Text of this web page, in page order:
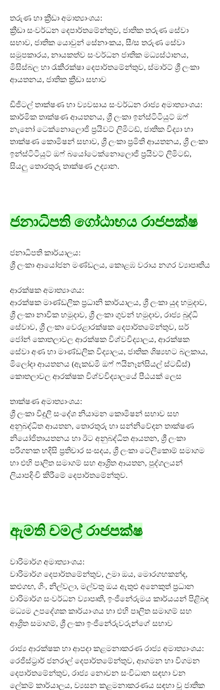
තරුණ හා ක්‍රීඩා අමාත්‍යාංශය:
ක්‍රීඩා සංවර්ධන දෙපාර්තමේන්තුව, ජාතික තරුණ සේවා
සභාව, ජාතික යොවුන් සේනාංකය, සී/ස තරුණ සේවා
සමුපකාරය, නායකත්ව සංවර්ධන ජාතික මධ්‍යස්ථානය,
මිසිස්බල හා රැකීරක්ෂා දෙපාර්තමේන්තුව, ස්මාර්ට් ශ්‍රී ලංකා
ආයතනය, ජාතික ක්‍රීඩා සභාව
ඩිජිටල් තාක්ෂණ හා ව්‍යවසාය සංවර්ධන රාජ්‍ය අමාත්‍යාංශය:
කාර්මික තාක්ෂණ ආයතනය, ශ්‍රී ලංකා ඉන්ස්ටිටියුට් ඔෆ්
නැනෝ ටෙක්නොලොජි ප්‍රයිවට් ලිමිටඩ්, ජාතික විද්‍යා හා
තාක්ෂණ කොමිෂන් සභාව, ශ්‍රී ලංකා ප්‍රමිති ආයතනය, ශ්‍රී ලංකා
ඉන්ස්ටිටියුට් ඔෆ් බයෝටෙක්නොලොජි ප්‍රයිවට් ලිමිටඩ්,
සියලු තොරතුරු තාක්ෂණ උද්‍යාන.
ජනාධිපති ගෝඨාභය රාජපක්ෂ
ජනාධිපති කාර්යාලය:
ශ්‍රී ලංකා ආයෝජන මණ්ඩලය, කොළඹ වරාය නගර ව්‍යාපෘතිය
ආරක්ෂක අමාත්‍යාංශය:
ආරක්ෂක මාණ්ඩලික ප්‍රධානි කාර්යාලය, ශ්‍රී ලංකා යුද හමුදාව,
ශ්‍රී ලංකා නාවික හමුදාව, ශ්‍රී ලංකා ගුවන් හමුදාව, රාජ්‍ය බුද්ධි
සේවාව, ශ්‍රී ලංකා වෙරළාරක්ෂක දෙපාර්තමේන්තුව, සර්
ජෝන් කොතලාවල ආරක්ෂක විශ්වවිද්‍යාලය, ආරක්ෂක
සේවා අණ හා මාණ්ඩලික විද්‍යාලය, ජාතික ශිෂ්‍යභට බලකාය,
මිලෝදා ආයතනය (ඇකඩමි ඔෆ් ෆයිනෑන්සියල් ස්ටඩීස්)
කොතලාවල ආරක්ෂක විශ්වවිද්‍යාලයේ පීඨයක් ලෙස
තාක්ෂණ අමාත්‍යාංශය:
ශ්‍රී ලංකා විදුලි සංදේශ නියාමන කොමිෂන් සභාව සහ
අනුබද්ධිත ආයතන, තොරතුරු හා සන්නිවේදන තාක්ෂණ
නියෝජිතායතනය හා ඊට අනුබද්ධිත ආයතන, ශ්‍රී ලංකා
පරිගනක හදිසි ප්‍රතිචාර සංසදය, ශ්‍රී ලංකා ටෙලිකොම් සමාගම
හා එහි පාලිත සමාගම් සහ ආශ්‍රිත ආයතන, පුද්ගලයන්
ලියාපදිංචි කිරීමේ දෙපාර්තමේන්තුව.
ඇමති චමල් රාජපක්ෂ
වාරිමාර්ග අමාත්‍යාංශය:
වාරිමාර්ග දෙපාර්තමේන්තුව, උමා ඔය, මොරගහකන්ද,
කළුගඟ, ගිං, නිල්වලා, මල්වතු ඔය ඇතුළු අනෙකුත් ප්‍රධාන
වාරිමාර්ග සංවර්ධන ව්‍යාපෘති, ඉංජිනේරුමය කාර්යයන් පිළිබඳ
මධ්‍යම උපදේශක කාර්යාංශය හා එහි පාලිත සමාගම් සහ
ආශ්‍රිත සමාගම්, ශ්‍රී ලංකා ඉංජිනේරුවරුන්ගේ සභාව
රාජ්‍ය ආරක්ෂක හා ආපදා කළමනාකරණ රාජ්‍ය අමාත්‍යාංශය:
රෙජිස්ට්‍රාර් ජනරාල් දෙපාර්තමේන්තුව, ආගමන හා විගමන
දෙපාර්තමේන්තුව, රාජ්‍ය නොවන සංවිධාන සඳහා වන
ලේකම් කාර්යාලය, ව්‍යසන කළමනාකරණය සඳහා වූ ජාතික